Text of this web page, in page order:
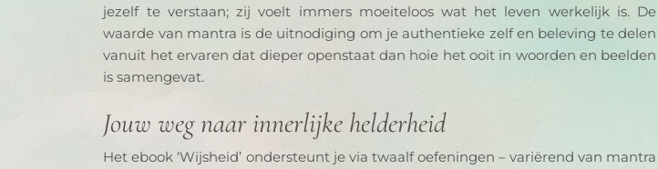
jezelf te verstaan; zij voelt immers moeiteloos wat het leven werkelijk is. De
waarde van mantra is de uitnodiging om je authentieke zelf en beleving te delen
vanuit het ervaren dat dieper openstaat dan hoie het ooit in woorden en beelden
is samengevat.
Jouw weg naar innerlijke helderheid
Het ebook ‘Wijsheid’ ondersteunt je via twaalf oefeningen – variërend van mantra